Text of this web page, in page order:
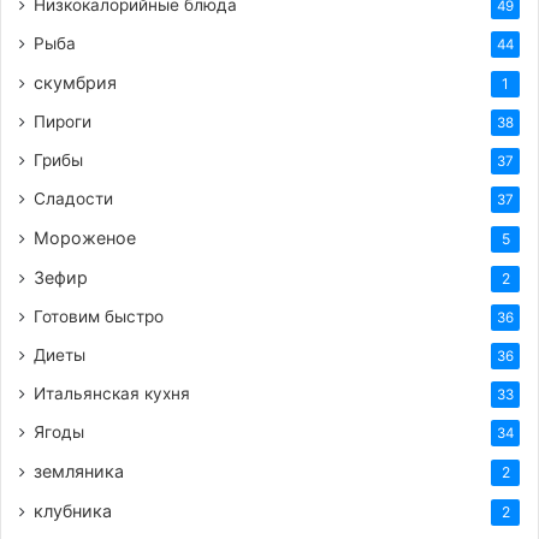
маринад 2-3 минуты, чтобы сахар и соль
Заливка капусты:
равномерно распределился по всей капусте.
Настаивание:
пищевой пленкой и оставьте капусту при
комнатной температуре на 2-3 часа. За это
станет мягче. Периодически можно
перемешивать.
Упаковка:Чистые стерилизованные банки
наполните капустой «Провансаль» вместе с
маринадом. Плотно утрамбуйте, чтобы не
оставалось пустот. Если капуста не полностью
покрыта маринадом, можно приготовить еще
Низкокалорийные блюда 49
Рыба 44
скумбрия 1
Пироги 38
Грибы 37
Сладости 37
Мороженое 5
Зефир 2
Готовим быстро 36
Диеты 36
Итальянская кухня 33
Ягоды 34
земляника 2
клубника 2